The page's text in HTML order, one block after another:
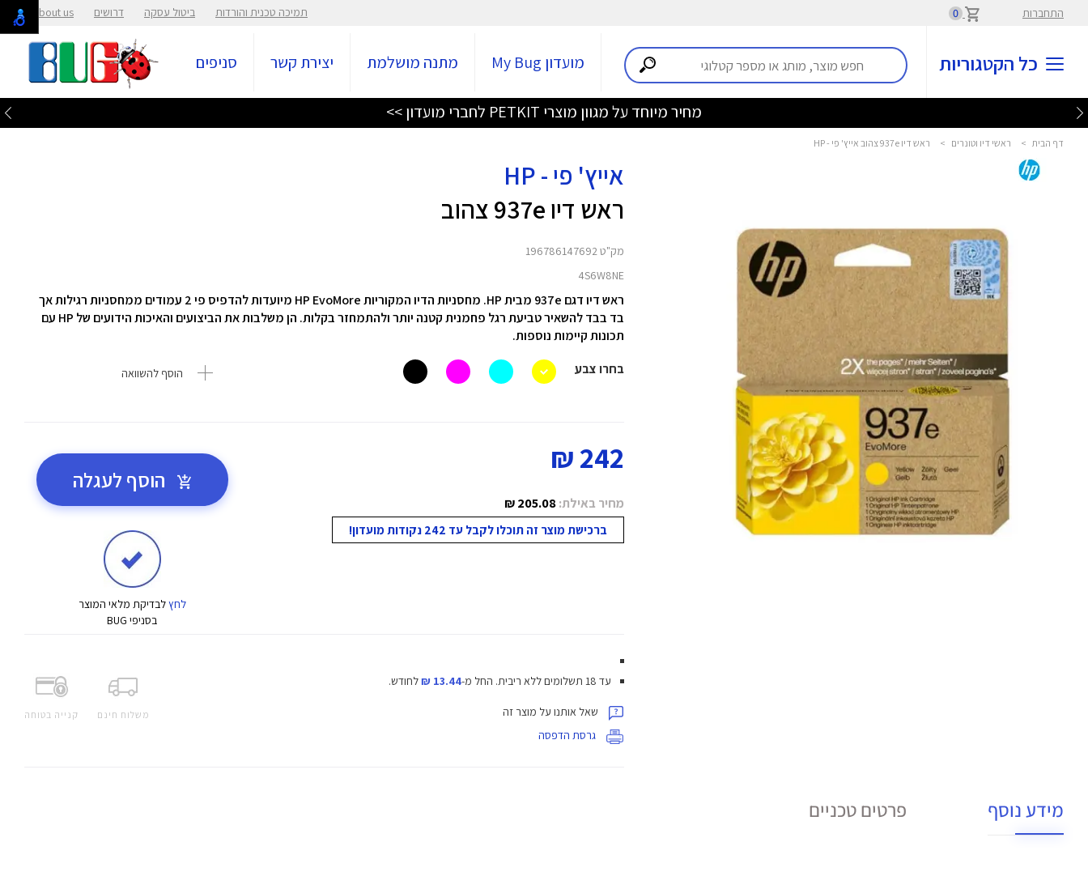
התחברות 0 תמיכה טכנית והורדות ביטול עסקה דרושים About us
כל הקטגוריות מועדון My Bug מתנה מושלמת יצירת קשר סניפים
מחיר מיוחד על מגוון מוצרי PETKIT לחברי מועדון >>
דף הבית > ראשי דיו וטונרים > ראש דיו 937e צהוב אייץ' פי - HP
אייץ' פי - HP
ראש דיו 937e צהוב
מק"ט 196786147692
4S6W8NE
ראש דיו דגם 937e מבית HP. מחסניות הדיו המקוריות HP EvoMore מיועדות להדפיס פי 2 עמודים ממחסניות רגילותאך
בד בבד להשאיר טביעת רגל פחמנית קטנה יותרולהתמחזרבקלות.
הן משלבות את הביצועים והאיכות הידועים של HP עם
תכונות קיימות נוספות.
בחרו צבע
הוסף להשוואה
242 ₪
מחיר באילת:205.08 ₪
ברכישת מוצר זה תוכלו לקבל עד 242 נקודות מועדון!
הוסף לעגלה
לחץלבדיקת מלאי המוצר
בסניפי BUG
משלוח חינם קנייה בטוחה
עד 18 תשלומים ללא ריבית. החל מ-13.44 ₪ לחודש.
שאל אותנו על מוצר זה
גרסת הדפסה
מידע נוסף פרטים טכניים